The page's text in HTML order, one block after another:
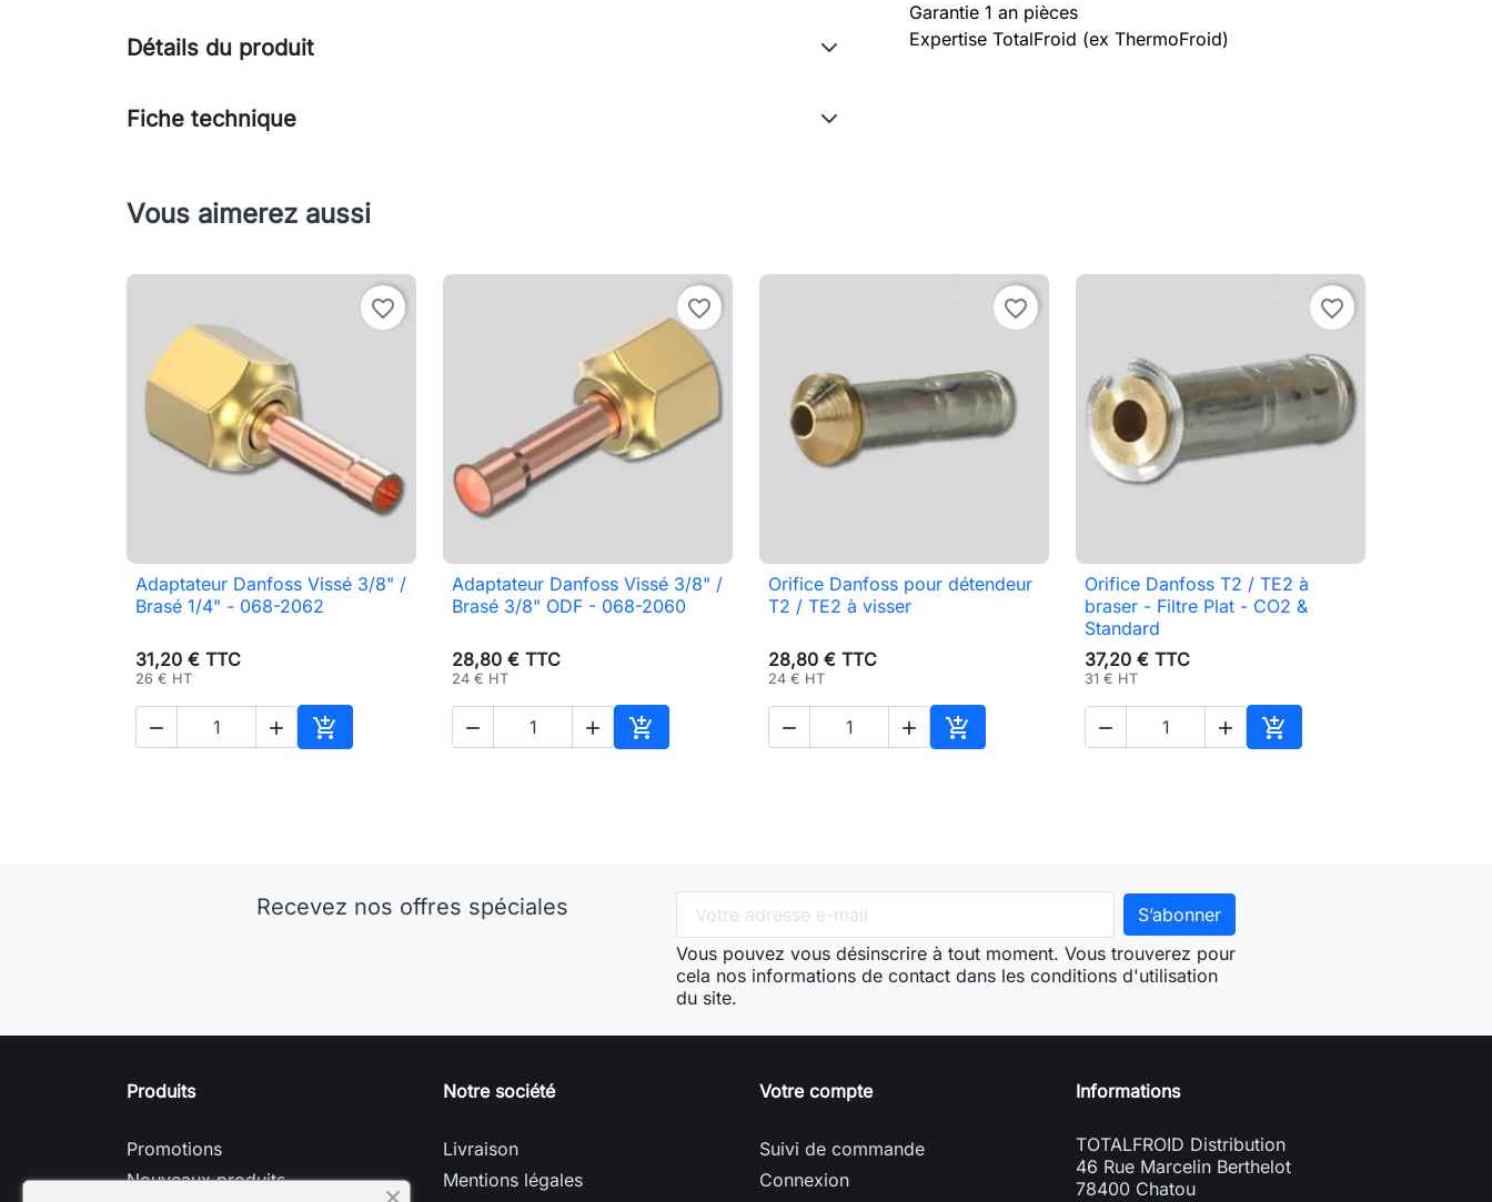
Garantie 1 an pièces
Expertise TotalFroid (ex ThermoFroid)
Détails du produit
Fiche technique
Vous aimerez aussi
favorite_border
 Aperçu rapide
Adaptateur Danfoss Vissé 3/8" /
Brasé 1/4" - 068-2062
31,20 € TTC
26 € HT
  
Ajouter au panier
favorite_border
 Aperçu rapide
Adaptateur Danfoss Vissé 3/8" /
Brasé 3/8" ODF - 068-2060
28,80 € TTC
24 € HT
  
Ajouter au panier
favorite_border
 Aperçu rapide
Orifice Danfoss pour détendeur
T2 / TE2 à visser
28,80 € TTC
24 € HT
  
Ajouter au panier
favorite_border
 Aperçu rapide
Orifice Danfoss T2 / TE2 à
braser - Filtre Plat - CO2 &
Standard
37,20 € TTC
31 € HT
  
Ajouter au panier
Recevez nos offres spéciales
Vous pouvez vous désinscrire à tout moment. Vous trouverez pour
cela nos informations de contact dans les conditions d'utilisation
du site.
Produits
Promotions
Nouveaux produits
Notre société
Livraison
Mentions légales
Votre compte
Suivi de commande
Connexion
Informations
TOTALFROID Distribution
46 Rue Marcelin Berthelot
78400 Chatou